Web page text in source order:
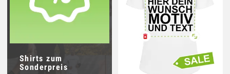
SHORTS & TIGHTS
ACCESSOIRES
Shirts zum
Sonderpreis